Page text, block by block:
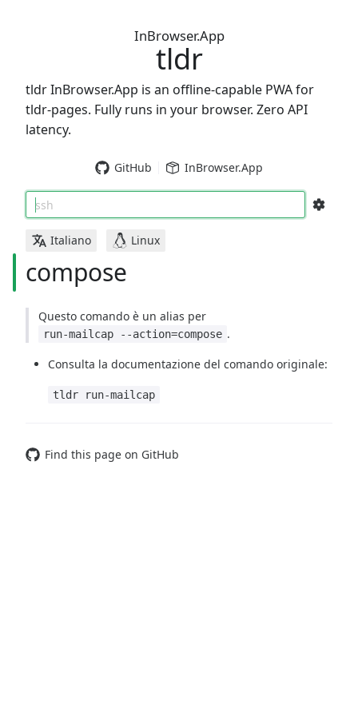
InBrowser.App
tldr
tldr InBrowser.App is an offline-capable PWA for
tldr-pages. Fully runs in your browser. Zero API
latency.
GitHub InBrowser.App
ssh
Italiano Linux
compose
Questo comando è un alias per
run-mailcap --action=compose .
Consulta la documentazione del comando originale:
tldr run-mailcap
Find this page on GitHub